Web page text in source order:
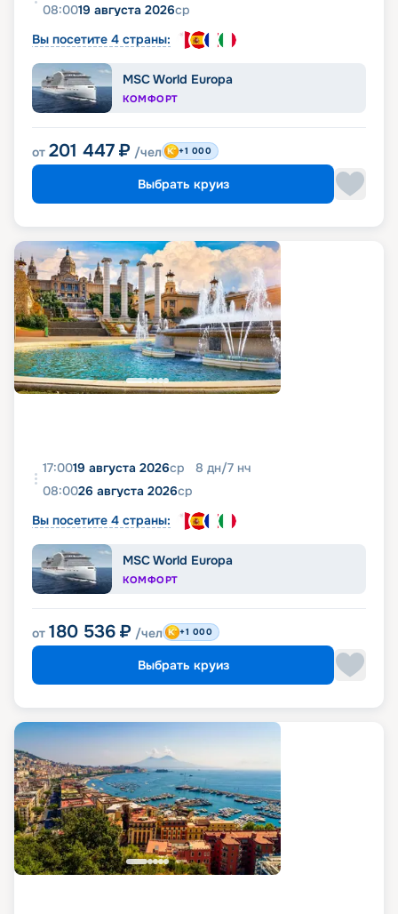
08:0019 августа 2026ср
Вы посетите 4 страны:
MSC World Europa
КОМФОРТ
от 201 447 ₽ /чел +1 000
Выбрать круиз
17:0019 августа 2026ср 8 дн/7 нч
08:0026 августа 2026ср
Вы посетите 4 страны:
MSC World Europa
КОМФОРТ
от 180 536 ₽ /чел +1 000
Выбрать круиз